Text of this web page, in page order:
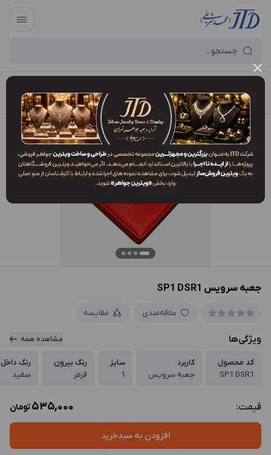
آرایه و جعبه جواهر تهران / فهرست محصولات / جعبه سرویس SP1 DSR1
جعبه سرویس SP1 DSR1
علاقه‌مندی مقایسه
ویژگی‌ها مشاهده همه
کد محصول
SP1 DSR1
کاربرد
جعبه سرویس
سایز
1
رنگ بیرون
قرمز
رنگ داخل
سفید
قیمت: 535,000تومان
افزودن به سبدخرید